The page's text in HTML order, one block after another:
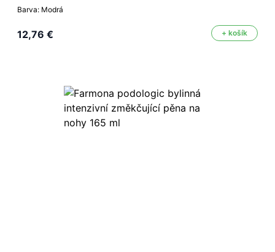
Barva: Modrá
12,76 € + košík